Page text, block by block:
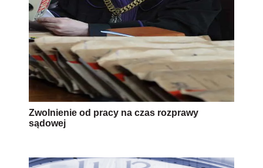
Zwolnienie od pracy na czas rozprawy
sądowej